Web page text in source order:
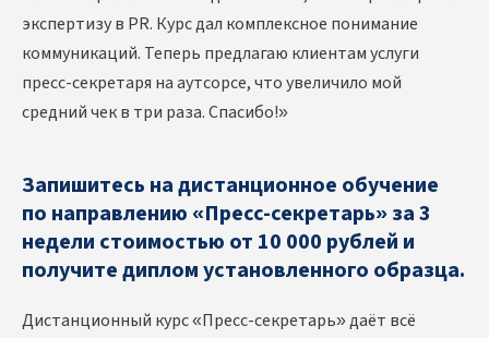
экспертизу в PR. Курс дал комплексное понимание
коммуникаций. Теперь предлагаю клиентам услуги
пресс-секретаря на аутсорсе, что увеличило мой
средний чек в три раза. Спасибо!»
Запишитесь на дистанционное обучение
по направлению «Пресс-секретарь» за 3
недели стоимостью от 10 000 рублей и
получите диплом установленного образца.
Дистанционный курс «Пресс-секретарь» даёт всё